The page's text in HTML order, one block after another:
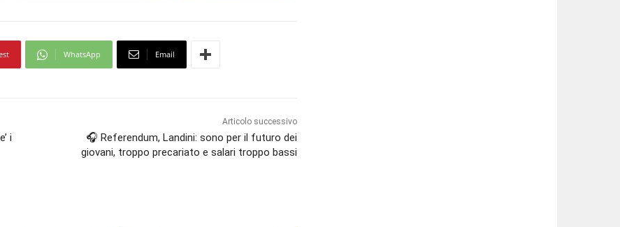
WhatsApp Email
i
Articolo successivo
🎧 Referendum, Landini: sono per il futuro dei
giovani, troppo precariato e salari troppo bassi